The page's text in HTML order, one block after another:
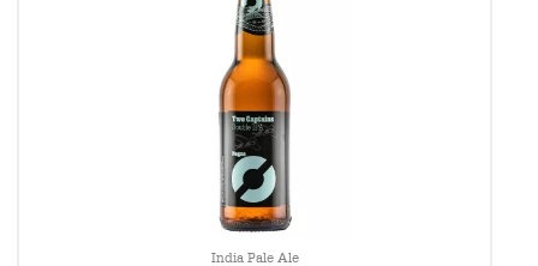
India Pale Ale